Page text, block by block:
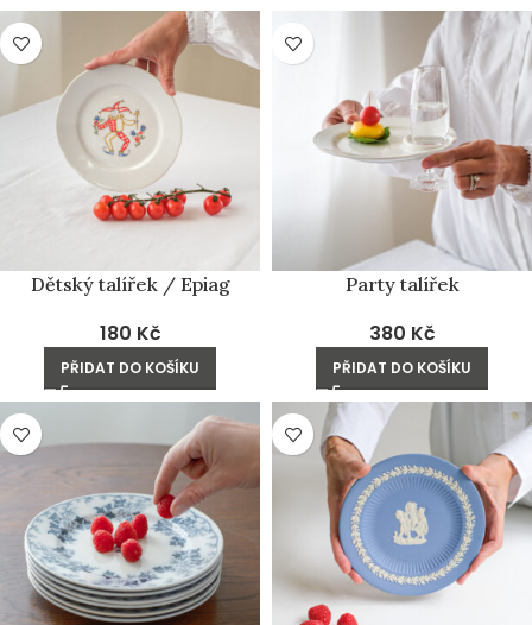
Dětský talířek / Epiag
180 Kč
PŘIDAT DO KOŠÍKU
Party talířek
380 Kč
PŘIDAT DO KOŠÍKU